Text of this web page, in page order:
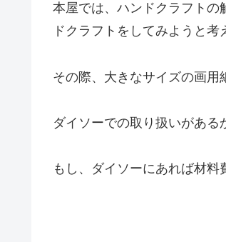
本屋では、ハンドクラフトの
ドクラフトをしてみようと考
その際、大きなサイズの画用
ダイソーでの取り扱いがある
もし、ダイソーにあれば材料